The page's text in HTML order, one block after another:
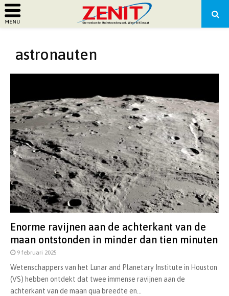
PRIMARY
MENU
astronauten
Enorme ravijnen aan de achterkant van de
maan ontstonden in minder dan tien minuten
9 februari 2025
Wetenschappers van het Lunar and Planetary Institute in Houston
(VS) hebben ontdekt dat twee immense ravijnen aan de
achterkant van de maan qua breedte en...